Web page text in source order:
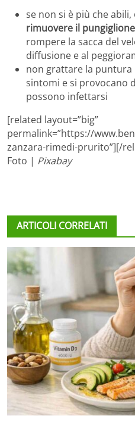
se non si è più che abili,
rimuovere il
rompere la sacca del
diffusione e al
non grattare la puntura
sintomi e si provocano
possono infettarsi
[related layout=”big”
permalink=”https://
zanzara-rimedi-prurito”][/
Foto | Pixabay
ARTICOLI CORRELATI